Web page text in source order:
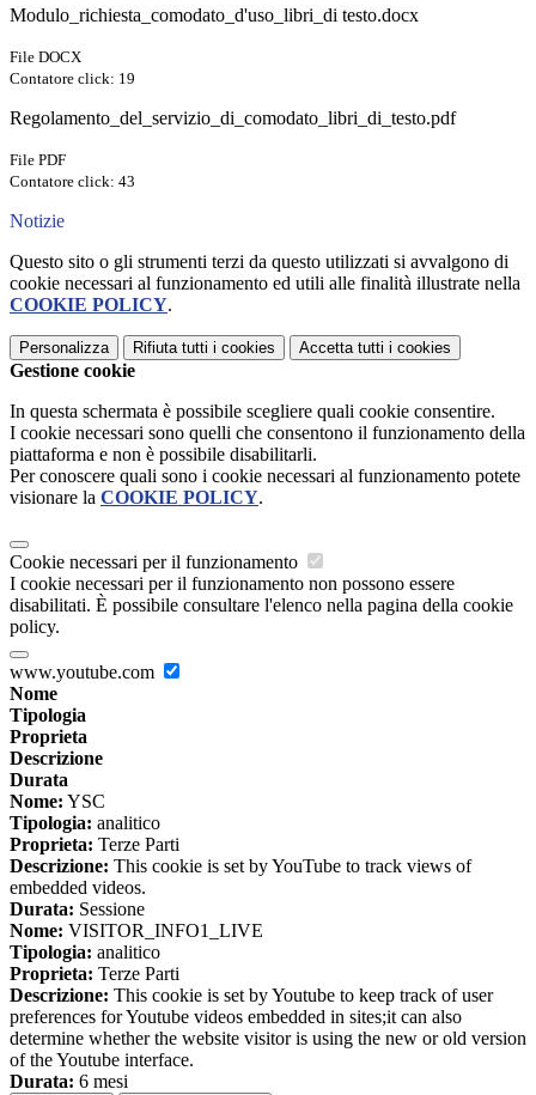
Modulo_richiesta_comodato_d'uso_libri_di testo.docx
File DOCX
Contatore click: 19
Regolamento_del_servizio_di_comodato_libri_di_testo.pdf
File PDF
Contatore click: 43
Notizie
Questo sito o gli strumenti terzi da questo utilizzati si avvalgono di
cookie necessari al funzionamento ed utili alle finalità illustrate nella
COOKIE POLICY.
Personalizza Rifiuta tutti i cookies Accetta tutti i cookies
Gestione cookie
In questa schermata è possibile scegliere quali cookie consentire.
I cookie necessari sono quelli che consentono il funzionamento della
piattaforma e non è possibile disabilitarli.
Per conoscere quali sono i cookie necessari al funzionamento potete
visionare la COOKIE POLICY.
Cookie necessari per il funzionamento
I cookie necessari per il funzionamento non possono essere
disabilitati. È possibile consultare l'elenco nella pagina della cookie
policy.
www.youtube.com
Nome
Tipologia
Proprieta
Descrizione
Durata
Nome: YSC
Tipologia: analitico
Proprieta: Terze Parti
Descrizione: This cookie is set by YouTube to track views of
embedded videos.
Durata: Sessione
Nome: VISITOR_INFO1_LIVE
Tipologia: analitico
Proprieta: Terze Parti
Descrizione: This cookie is set by Youtube to keep track of user
preferences for Youtube videos embedded in sites;it can also
determine whether the website visitor is using the new or old version
of the Youtube interface.
Durata: 6 mesi